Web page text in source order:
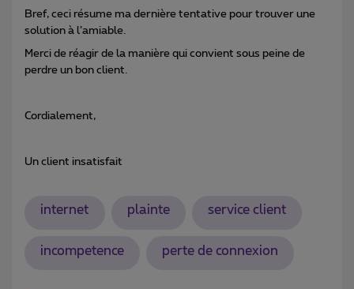
Bref, ceci résume ma dernière tentative pour trouver une
solution à l’amiable.
Merci de réagir de la manière qui convient sous peine de
perdre un bon client.
Cordialement,
Un client insatisfait
internet plainte service client
incompetence perte de connexion